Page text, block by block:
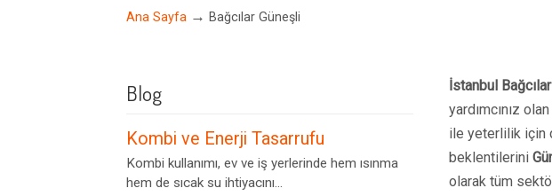
Ana Sayfa → Bağcılar Güneşli
İstanbul
yardımcınız
ile yeterlilik için
beklentilerini
olarak tüm
Blog
Kombi ve Enerji Tasarrufu
Kombi kullanımı, ev ve iş yerlerinde hem ısınma
hem de sıcak su ihtiyacını...